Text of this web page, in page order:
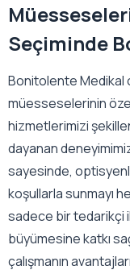
Seçiminde
Bonitolente Medikal
müesseselerinin
hizmetlerimizi
dayanan
sayesinde,
koşullarla sunmayı
sadece bir tedarikçi
büyümesine katkı
çalışmanın